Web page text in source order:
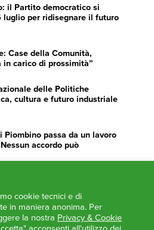
il Partito democratico si
luglio per ridisegnare il futuro
Case della Comunità,
carico di prossimità”
delle Politiche
cultura e futuro industriale
passa da un lavoro
accordo può
delle istituzioni”
cookie tecnici e di
in maniera anonima. Per
la nostra Privacy & Cookie